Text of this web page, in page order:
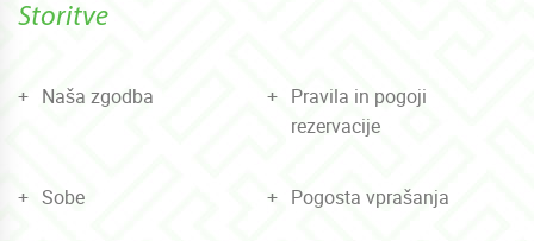
Storitve
Naša zgodba
Pravila in pogoji
rezervacije
Sobe Pogosta vprašanja